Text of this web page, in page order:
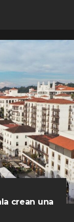
crean una